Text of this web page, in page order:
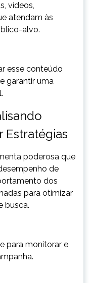
vídeos,
atendam às
alvo.
esse conteúdo
garantir uma
Estratégias
poderosa que
de
dos
para otimizar
busca.
para monitorar e